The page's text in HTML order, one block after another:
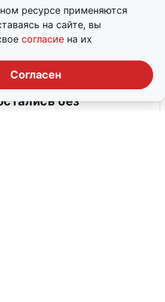
ресурсе применяются
на сайте, вы
согласие на их
Согласен
без